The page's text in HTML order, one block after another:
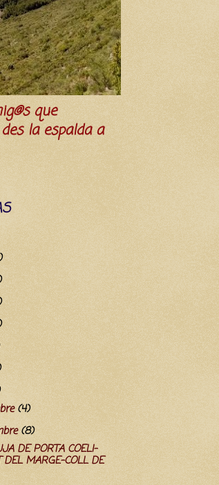
que
la espalda a
(4)
(8)
DE PORTA COELI-
DEL MARGE-COLL DE